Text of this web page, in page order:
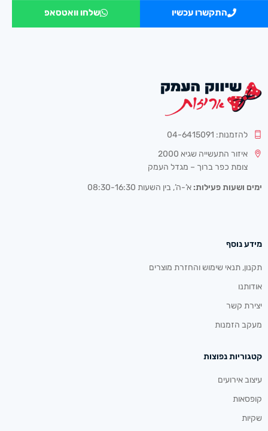
התקשרו עכשיו שלחו וואטסאפ
להזמנות: 04-6415091
איזור התעשייה שגיא 2000
צומת כפר ברוך – מגדל העמק
ימים ושעות פעילות: א’-ה’, בין השעות 08:30-16:30
מידע נוסף
תקנון, תנאי שימוש והחזרת מוצרים
אודותנו
יצירת קשר
מעקב הזמנות
קטגוריות נפוצות
עיצוב אירועים
קופסאות
שקיות